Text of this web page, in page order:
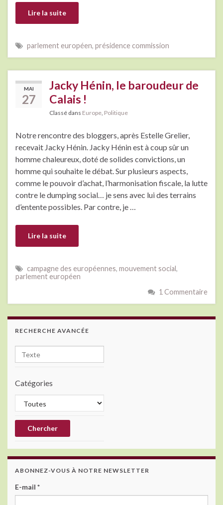
Lire la suite
parlement européen, présidence commission
MAI
27
Jacky Hénin, le baroudeur de
Calais !
Classé dans Europe, Politique
Notre rencontre des bloggers, après Estelle Grelier,
recevait Jacky Hénin. Jacky Hénin est à coup sûr un
homme chaleureux, doté de solides convictions, un
homme qui souhaite le débat. Sur plusieurs aspects,
comme le pouvoir d’achat, l’harmonisation fiscale, la lutte
contre le dumping social… je sens avec lui des terrains
d’entente possibles. Par contre, je …
Lire la suite
campagne des européennes, mouvement social,
parlement européen
1 Commentaire
RECHERCHE AVANCÉE
Catégories
ABONNEZ-VOUS À NOTRE NEWSLETTER
E-mail *